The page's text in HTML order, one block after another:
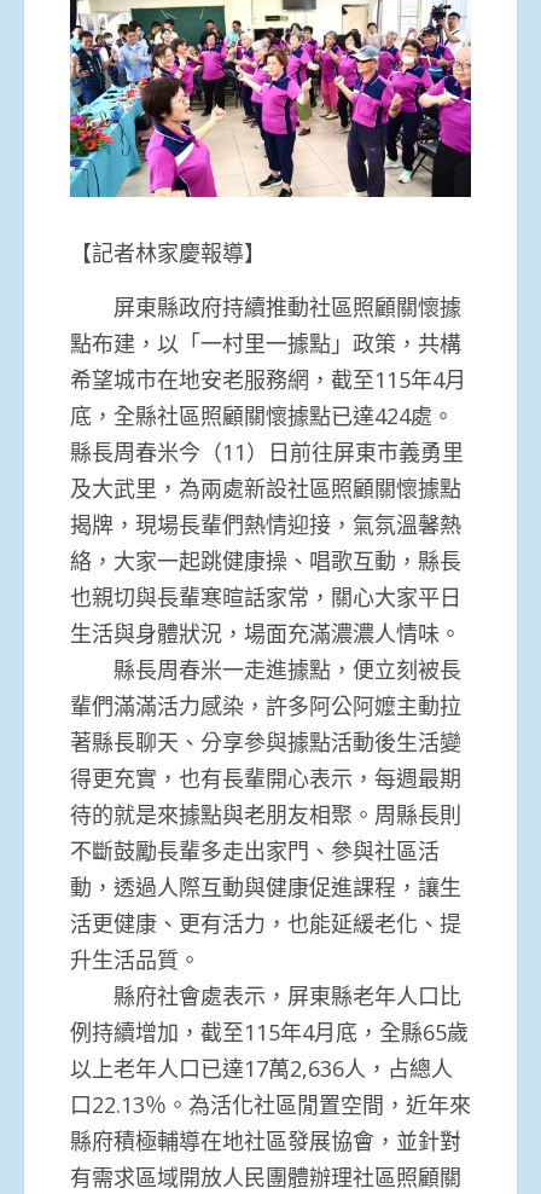
【記者林家慶報導】
屏東縣政府持續推動社區照顧關懷據
點布建，以「一村里一據點」政策，共構
希望城市在地安老服務網，截至115年4月
底，全縣社區照顧關懷據點已達424處。
縣長周春米今（11）日前往屏東市義勇里
及大武里，為兩處新設社區照顧關懷據點
揭牌，現場長輩們熱情迎接，氣氛溫馨熱
絡，大家一起跳健康操、唱歌互動，縣長
也親切與長輩寒暄話家常，關心大家平日
生活與身體狀況，場面充滿濃濃人情味。
縣長周春米一走進據點，便立刻被長
輩們滿滿活力感染，許多阿公阿嬤主動拉
著縣長聊天、分享參與據點活動後生活變
得更充實，也有長輩開心表示，每週最期
待的就是來據點與老朋友相聚。周縣長則
不斷鼓勵長輩多走出家門、參與社區活
動，透過人際互動與健康促進課程，讓生
活更健康、更有活力，也能延緩老化、提
升生活品質。
縣府社會處表示，屏東縣老年人口比
例持續增加，截至115年4月底，全縣65歲
以上老年人口已達17萬2,636人，占總人
口22.13％。為活化社區閒置空間，近年來
縣府積極輔導在地社區發展協會，並針對
有需求區域開放人民團體辦理社區照顧關